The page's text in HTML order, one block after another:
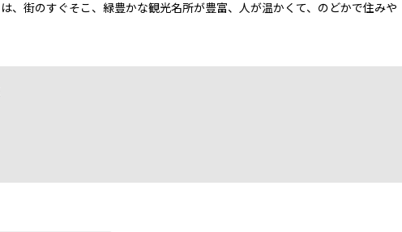
、街のすぐそこ、緑豊かな観光名所が豊富、人が温かくて、のどかで住みや